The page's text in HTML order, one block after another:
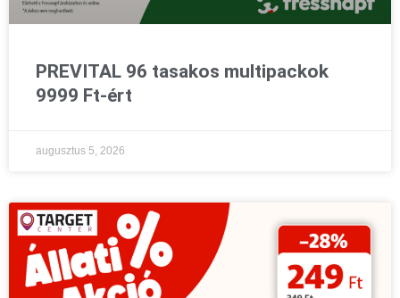
PREVITAL 96 tasakos multipackok
9999 Ft-ért
augusztus 5, 2026